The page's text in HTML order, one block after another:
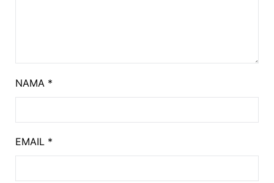
NAMA *
EMAIL *